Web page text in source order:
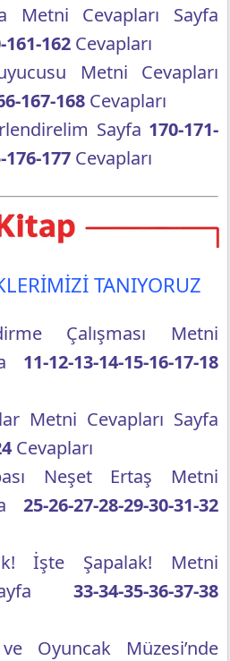
Metni Cevapları Sayfa
161-162 Cevapları
Metni Cevapları
167-168 Cevapları
Sayfa 170-171-
176-177 Cevapları
TANIYORUZ
Çalışması Metni
11-12-13-14-15-16-17-18
Metni Cevapları Sayfa
Cevapları
Neşet Ertaş Metni
25-26-27-28-29-30-31-32
İşte Şapalak! Metni
33-34-35-36-37-38
Oyuncak Müzesi’nde